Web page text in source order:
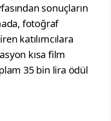
sonuçların
fotoğraf
katılımcılara
kısa film
35 bin lira ödül